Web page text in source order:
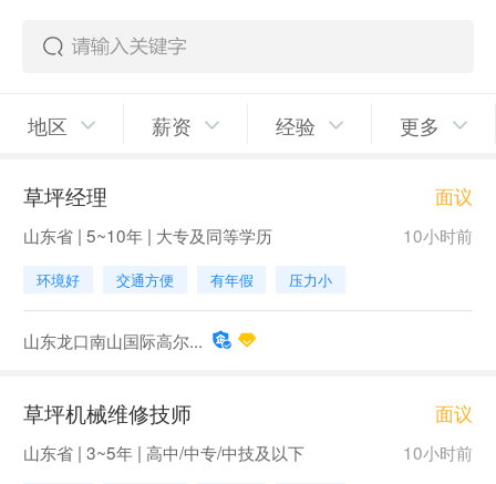
地区 薪资 经验 更多
草坪经理 面议
山东省 | 5~10年 | 大专及同等学历 10小时前
环境好 交通方便 有年假 压力小
山东龙口南山国际高尔...
草坪机械维修技师 面议
山东省 | 3~5年 | 高中/中专/中技及以下 10小时前